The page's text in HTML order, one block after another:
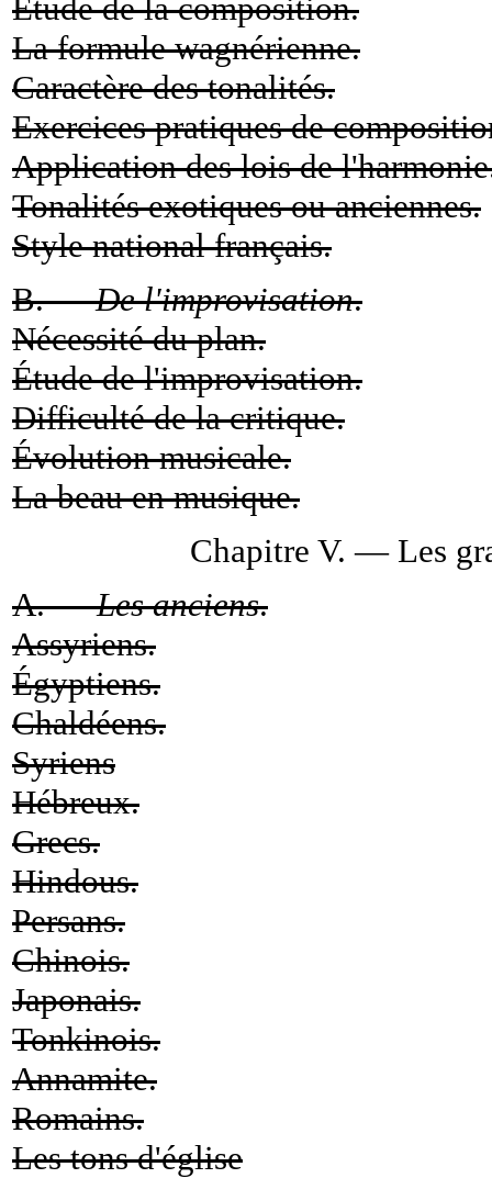
Étude de la composition.
La formule wagnérienne.
Caractère des tonalités.
Exercices pratiques de
Application des lois de
Tonalités exotiques ou anciennes.
Style national français.
B. —De l'improvisation.
Nécessité du plan.
Étude de l'improvisation.
Difficulté de la critique.
Évolution musicale.
La beau en musique.
Chapitre V. — Les
A. —Les anciens.
Assyriens.
Égyptiens.
Chaldéens.
Syriens
Hébreux.
Grecs.
Hindous.
Persans.
Chinois.
Japonais.
Tonkinois.
Annamite.
Romains.
Les tons d'église